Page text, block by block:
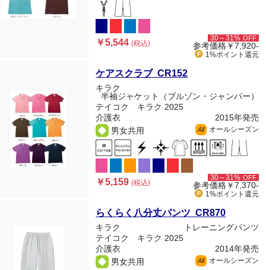
￥5,544(税込)
30～31% OFF
参考価格￥7,920-
1%ポイント 還元
ケアスクラブ CR152
キラク
半袖ジャケット（ブルゾン・ジャンパー）
テイコク キラク 2025
介護衣
2015年発売
男女共用
All オールシーズン
￥5,159(税込)
30～31% OFF
参考価格￥7,370-
1%ポイント 還元
らくらく八分丈パンツ CR870
キラク
トレーニングパンツ
テイコク キラク 2025
介護衣
2014年発売
男女共用
All オールシーズン